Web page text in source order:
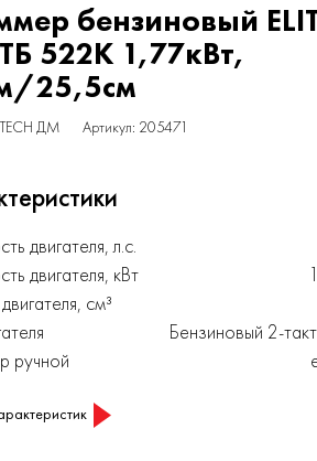
бензиновый
522K 1,77кВт,
25,5см
ДМ Артикул: 205471
двигателя, л.с.
двигателя, кВт
см³
Бензиновый 2-
ручной